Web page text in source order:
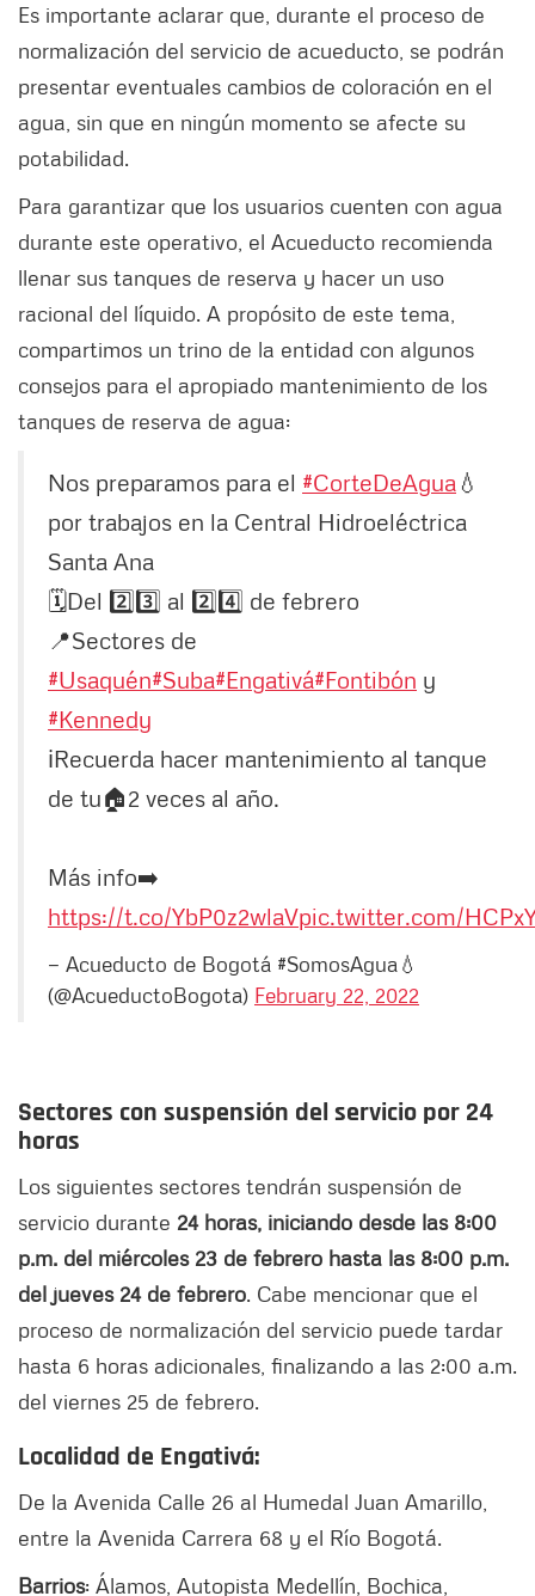
Es importante aclarar que, durante el proceso de
normalización del servicio de acueducto, se podrán
presentar eventuales cambios de coloración en el
agua, sin que en ningún momento se afecte su
potabilidad.
Para garantizar que los usuarios cuenten con agua
durante este operativo, el Acueducto recomienda
llenar sus tanques de reserva y hacer un uso
racional del líquido. A propósito de este tema,
compartimos un trino de la entidad con algunos
consejos para el apropiado mantenimiento de los
tanques de reserva de agua:
Nos preparamos para el #CorteDeAgua 💧
por trabajos en la Central Hidroeléctrica
Santa Ana
🗓️Del 2️⃣3️⃣ al 2️⃣4️⃣ de febrero
📍Sectores de
#Usaquén#Suba#Engativá#Fontibón y
#Kennedy
ℹ️Recuerda hacer mantenimiento al tanque
de tu🏠2 veces al año.
Más info➡️
https://t.co/YbP0z2wlaVpic.twitter.com/
— Acueducto de Bogotá #SomosAgua💧
(@AcueductoBogota) February 22, 2022
Sectores con suspensión del servicio por 24
horas
Los siguientes sectores tendrán suspensión de
servicio durante 24 horas, iniciando desde las 8:00
p.m. del miércoles 23 de febrero hasta las 8:00 p.m.
del jueves 24 de febrero. Cabe mencionar que el
proceso de normalización del servicio puede tardar
hasta 6 horas adicionales, finalizando a las 2:00 a.m.
del viernes 25 de febrero.
Localidad de Engativá:
De la Avenida Calle 26 al Humedal Juan Amarillo,
entre la Avenida Carrera 68 y el Río Bogotá.
Barrios: Álamos, Autopista Medellín, Bochica,